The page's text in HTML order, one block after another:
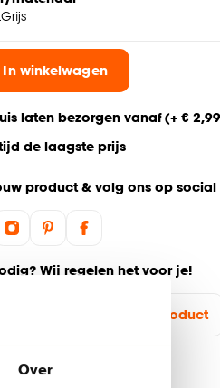
Over
In winkelwagen
laten bezorgen vanaf (+ €
de laagste prijs
product & volg ons op social
Wij regelen het voor je!
Ga terug naar het hoofdproduct